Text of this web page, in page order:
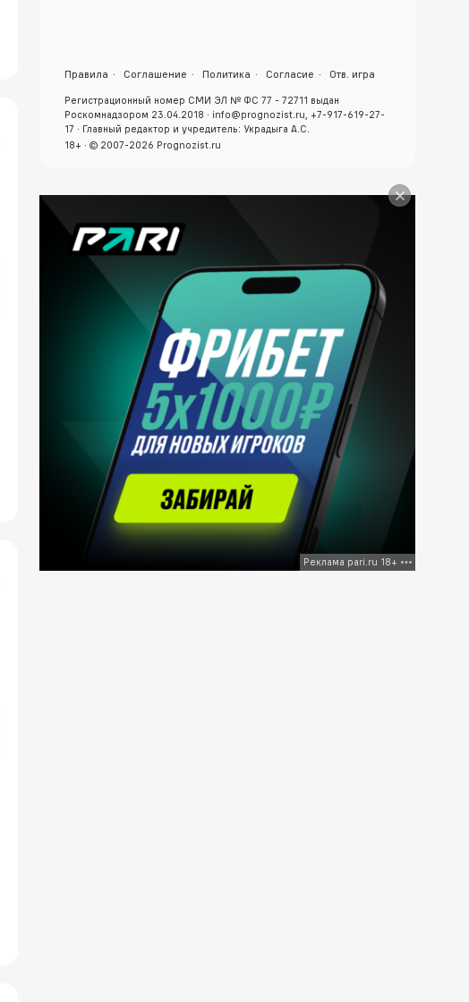
Правила Соглашение Политика Согласие Отв. игра
Регистрационный номер СМИ ЭЛ № ФС 77 - 72711 выдан
Роскомнадзором 23.04.2018 · info@prognozist.ru, +7-917-619-27-
17 · Главный редактор и учредитель: Украдыга А.С.
18+ · © 2007-2026 Prognozist.ru
Реклама pari.ru 18+